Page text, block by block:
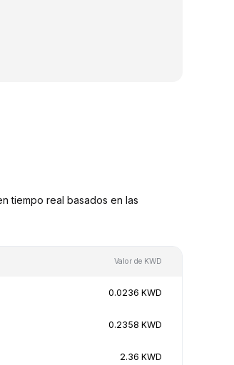
tiempo real basados en las
Valor de KWD
0.0236 KWD
0.2358 KWD
2.36 KWD